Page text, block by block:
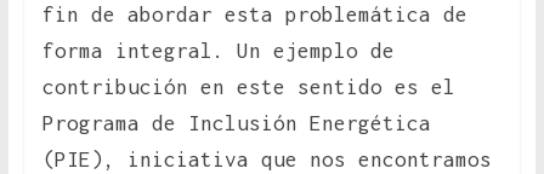
fin de abordar esta problemática de
forma integral. Un ejemplo de
contribución en este sentido es el
Programa de Inclusión Energética
(PIE), iniciativa que nos encontramos